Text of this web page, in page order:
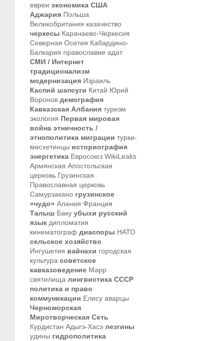
евреи экономика США
Аджария Польша
Великобритания казачество
черкесы Карачаево-Черкесия
Северная Осетия Кабардино-
Балкария православие адат
СМИ / Интернет
традиционализм
модернизация Израиль
Каспий шапсуги Китай Юрий
Воронов демография
Кавказская Албания туризм
экология Первая мировая
война этничность /
этнополитика миграции турки-
месхетинцы историография
энергетика Евросоюз WikiLeaks
Армянская Апостольская
церковь Грузинская
Православная церковь
Самурзакано грузинское
«чудо» Алания Франция
Талыш Баку убыхи русский
язык дипломатия
кинематограф диаспоры НАТО
сельское хозяйство
Ингушетия вайнахи городская
культура советское
кавказоведение Марр
святилища лингвистика СССР
политика и право
коммуникации Елису аварцы
Черноморская
Миротворческая Сеть
Курдистан Адыгэ-Хасэ лезгины
удины гидрополитика